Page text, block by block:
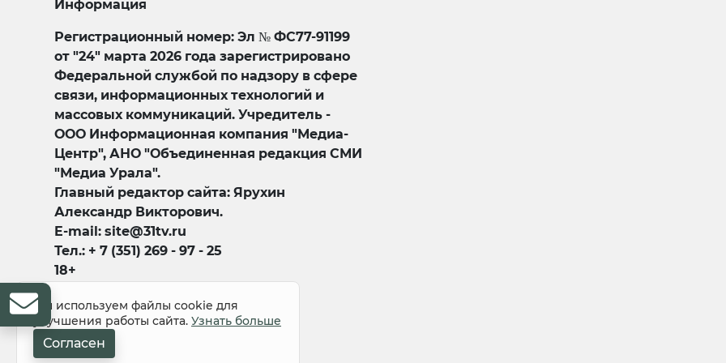
Информация
Регистрационный номер: Эл № ФС77-91199
от "24" марта 2026 года зарегистрировано
Федеральной службой по надзору в сфере
связи, информационных технологий и
массовых коммуникаций. Учредитель -
ООО Информационная компания "Медиа-
Центр", АНО "Объединенная редакция СМИ
"Медиа Урала".
Главный редактор сайта: Ярухин
Александр Викторович.
E-mail: site@31tv.ru
Тел.: + 7 (351) 269 - 97 - 25
18+
Мы используем файлы cookie для
улучшения работы сайта. Узнать больше
Согласен